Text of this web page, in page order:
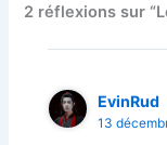
2 réflexions sur
EvinRud
13